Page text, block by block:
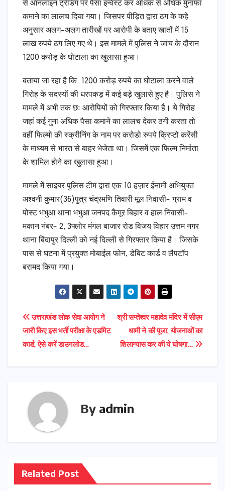
से ऑनलाइन ट्रेडिंग पर पैसा इन्वेस्ट कर अधिक से अधिक मुनाफा
कमाने का लालच दिया गया। जिसपर पीड़ित द्वारा ठग के कहे
अनुसार अलग-अलग तारीखों पर आरोपी के बताए खातों में 15
लाख रुपये ठग लिए गए थे। इस मामले में पुलिस ने जांच के दौरान
1200 करोड़ के घोटाला का खुलासा हुआ।
बताया जा रहा है कि 1200 करोड़ रुपये का घोटाला करने वाले
गिरोह के सदस्यों की धरपकड़ में कई बड़े खुलासे हुए है। पुलिस ने
मामले में अभी तक छः आरोपियों को गिरफ्तार किया है। ये गिरोह
जहां कई गुना अधिक पैसा कमाने का लालच देकर ठगी करता तो
वहीं फिल्मो की स्क्रीनिंग के नाम पर करोडो रुपये क्रिप्टो करेंसी
के माध्यम से भारत से बाहर भेजेता था। जिसमें एक फिल्म निर्माता
के शामिल होने का खुलासा हुआ।
मामले में साइबर पुलिस टीम द्वारा एक 10 हज़ार ईनामी अभियुक्त
अश्वनी कुमार(36)पुत्र चंद्रमणि तिवारी मूल निवासी- ग्राम व
पोस्ट भभुआ थाना भभुआ जनपद कैमूर बिहार व हाल निवासी-
मकान नंबर- 2, 3फ्लोर मंगल बाजार रोड विजय विहार उत्तम नगर
थाना बिंदापुर दिल्ली को नई दिल्ली से गिरफ्तार किया है। जिसके
पास से घटना में प्रयुक्त मोबाईल फोन, डेबिट कार्ड व लैपटॉप
बरामद किया गया।
Post
navigation
श्री सप्तेश्वर महादेव मंदिर में सीएम
धामी ने की पूजा, योजनाओं का
शिलान्यास कर की ये घोषणा…
उत्तराखंड लोक सेवा आयोग ने
जारी किए इस भर्ती परीक्षा के एडमिट
कार्ड, ऐसे करें डाउनलोड…
By admin
Related Post